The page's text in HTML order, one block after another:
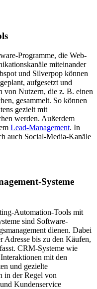
Programme, die Web-
miteinander
und Silverpop können
aufgesetzt und
von Nutzern, die z. B. einen
gesammelt. So können
gezielt mit
werden. Außerdem
Lead-Management. In
auch Social-Media-Kanäle
Systeme
Automation-Tools mit
sind Software-
dienen. Dabei
Adresse bis zu den Käufen,
CRM-Systeme wie
mit den
und gezielte
in der Regel von
Kundenservice